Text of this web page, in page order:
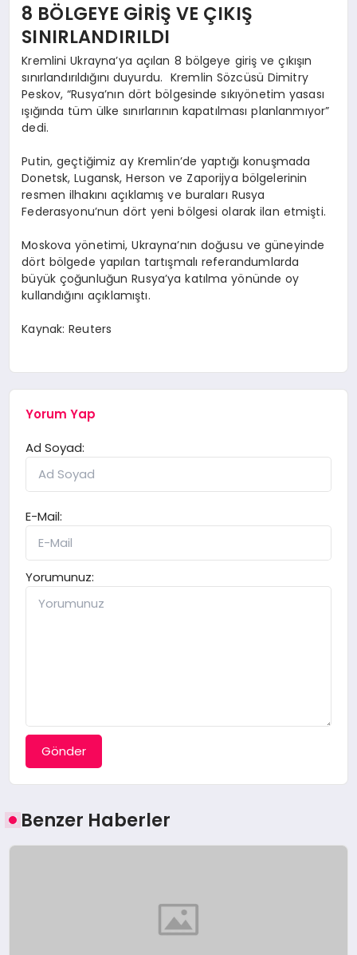
8 BÖLGEYE GİRİŞ VE ÇIKIŞ
SINIRLANDIRILDI
Kremlini Ukrayna’ya açılan 8 bölgeye giriş ve çıkışın
sınırlandırıldığını duyurdu. Kremlin Sözcüsü Dimitry
Peskov, “Rusya’nın dört bölgesinde sıkıyönetim yasası
ışığında tüm ülke sınırlarının kapatılması planlanmıyor”
dedi.
Putin, geçtiğimiz ay Kremlin’de yaptığı konuşmada
Donetsk, Lugansk, Herson ve Zaporijya bölgelerinin
resmen ilhakını açıklamış ve buraları Rusya
Federasyonu’nun dört yeni bölgesi olarak ilan etmişti.
Moskova yönetimi, Ukrayna’nın doğusu ve güneyinde
dört bölgede yapılan tartışmalı referandumlarda
büyük çoğunluğun Rusya’ya katılma yönünde oy
kullandığını açıklamıştı.
Kaynak: Reuters
Yorum Yap
Ad Soyad:
E-Mail:
Yorumunuz:
Gönder
Benzer Haberler